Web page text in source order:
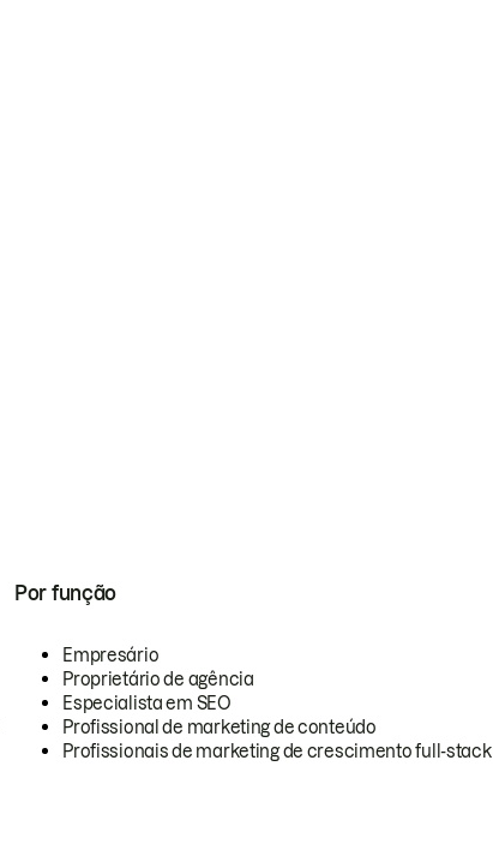
Por função
Empresário
Proprietário de agência
Especialista em SEO
Profissional de marketing de conteúdo
Profissionais de marketing de crescimento full-stack